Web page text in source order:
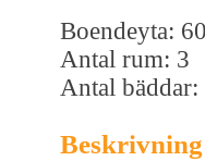
Boendeyta:
Antal rum: 3
Antal bäddar:
Beskrivning